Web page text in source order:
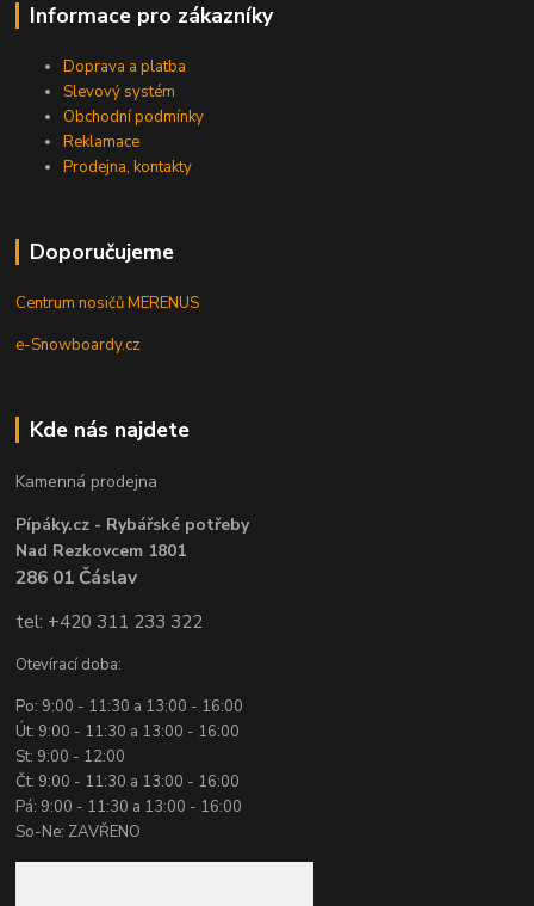
Informace pro zákazníky
Doprava a platba
Slevový systém
Obchodní podmínky
Reklamace
Prodejna, kontakty
Doporučujeme
Centrum nosičů MERENUS
e-Snowboardy.cz
Kde nás najdete
Kamenná prodejna
Pípáky.cz - Rybářské potřeby
Nad Rezkovcem 1801
286 01 Čáslav
tel: +420 311 233 322
Otevírací doba:
Po: 9:00 - 11:30 a 13:00 - 16:00
Út: 9:00 - 11:30 a 13:00 - 16:00
St: 9:00 - 12:00
Čt: 9:00 - 11:30 a 13:00 - 16:00
Pá: 9:00 - 11:30 a 13:00 - 16:00
So-Ne: ZAVŘENO